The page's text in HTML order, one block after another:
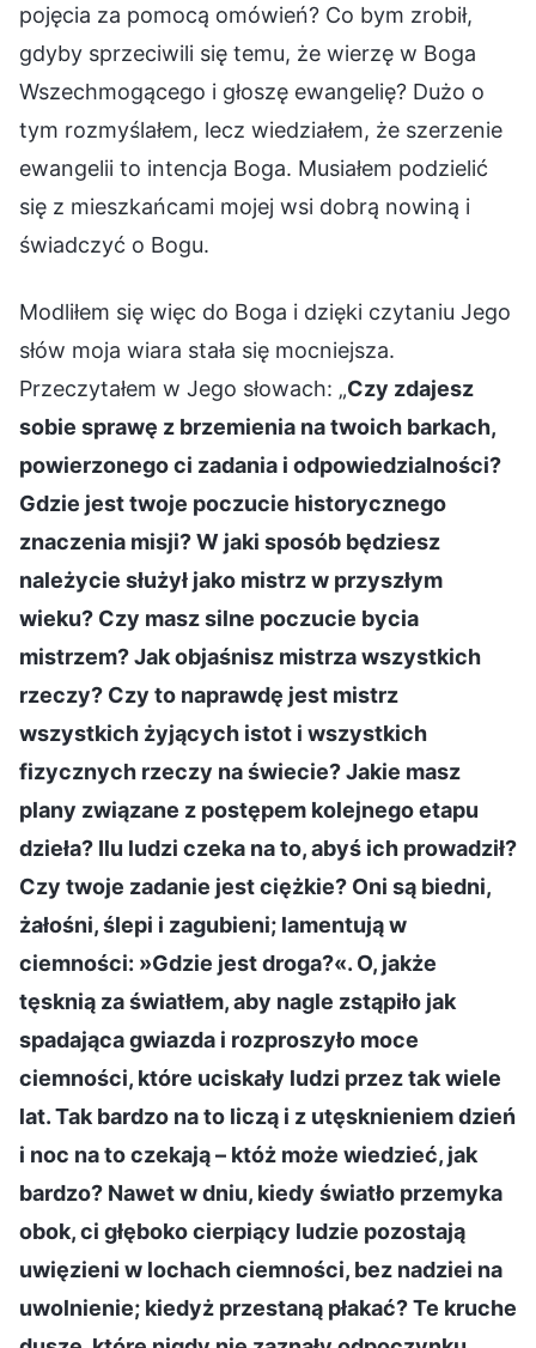
pojęcia za pomocą omówień? Co bym zrobił,
gdyby sprzeciwili się temu, że wierzę w Boga
Wszechmogącego i głoszę ewangelię? Dużo o
tym rozmyślałem, lecz wiedziałem, że szerzenie
ewangelii to intencja Boga. Musiałem podzielić
się z mieszkańcami mojej wsi dobrą nowiną i
świadczyć o Bogu.
Modliłem się więc do Boga i dzięki czytaniu Jego
słów moja wiara stała się mocniejsza.
Przeczytałem w Jego słowach: „Czy zdajesz
sobie sprawę z brzemienia na twoich barkach,
powierzonego ci zadania i odpowiedzialności?
Gdzie jest twoje poczucie historycznego
znaczenia misji? W jaki sposób będziesz
należycie służył jako mistrz w przyszłym
wieku? Czy masz silne poczucie bycia
mistrzem? Jak objaśnisz mistrza wszystkich
rzeczy? Czy to naprawdę jest mistrz
wszystkich żyjących istot i wszystkich
fizycznych rzeczy na świecie? Jakie masz
plany związane z postępem kolejnego etapu
dzieła? Ilu ludzi czeka na to, abyś ich prowadził?
Czy twoje zadanie jest ciężkie? Oni są biedni,
żałośni, ślepi i zagubieni; lamentują w
ciemności: »Gdzie jest droga?«. O, jakże
tęsknią za światłem, aby nagle zstąpiło jak
spadająca gwiazda i rozproszyło moce
ciemności, które uciskały ludzi przez tak wiele
lat. Tak bardzo na to liczą i z utęsknieniem dzień
i noc na to czekają – któż może wiedzieć, jak
bardzo? Nawet w dniu, kiedy światło przemyka
obok, ci głęboko cierpiący ludzie pozostają
uwięzieni w lochach ciemności, bez nadziei na
uwolnienie; kiedyż przestaną płakać? Te kruche